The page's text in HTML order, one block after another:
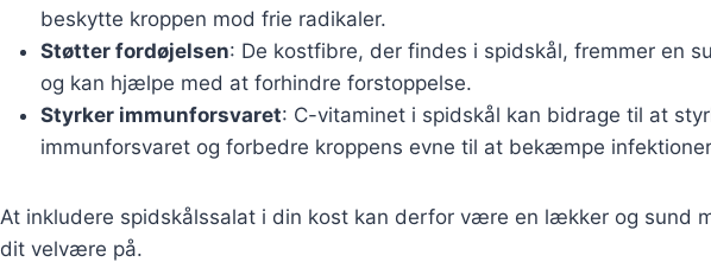
beskytte kroppen mod frie radikaler.
Støtter fordøjelsen: De kostfibre, der findes i spidskål, fremmer en
og kan hjælpe med at forhindre forstoppelse.
Styrker immunforsvaret: C-vitaminet i spidskål kan bidrage til at
immunforsvaret og forbedre kroppens evne til at bekæmpe
At inkludere spidskålssalat i din kost kan derfor være en lækker og sund
dit velvære på.